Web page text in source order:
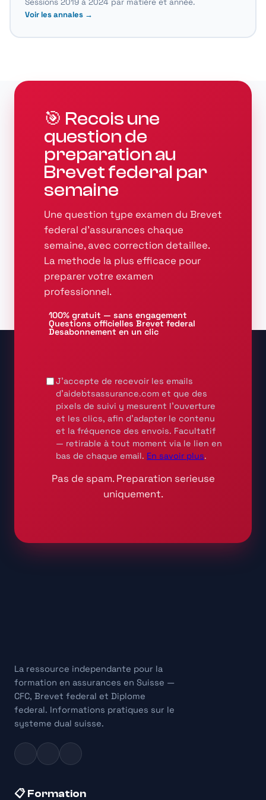
Voir les annales →
🎯 Recois une
question de
preparation au
Brevet federal par
semaine
Une question type examen du Brevet
federal d'assurances chaque
semaine, avec correction detaillee.
La methode la plus efficace pour
preparer votre examen
professionnel.
100% gratuit — sans engagement
Questions officielles Brevet federal
Desabonnement en un clic
J'accepte de recevoir les emails
d'aidebtsassurance.com et que des
pixels de suivi y mesurent l'ouverture
et les clics, afin d'adapter le contenu
et la fréquence des envois. Facultatif
— retirable à tout moment via le lien en
bas de chaque email. En savoir plus.
Pas de spam. Preparation serieuse
uniquement.
La ressource independante pour la
formation en assurances en Suisse —
CFC, Brevet federal et Diplome
federal. Informations pratiques sur le
systeme dual suisse.
📋 Formation